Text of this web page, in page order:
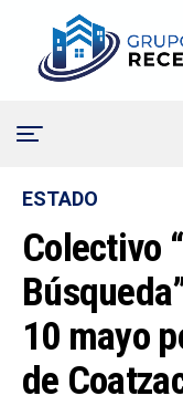
ESTADO
Colectivo
10 mayo
de